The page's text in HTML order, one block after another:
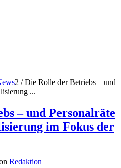
2 / Die Rolle der Betriebs – und
...
– und Personalräte
im Fokus der
Redaktion